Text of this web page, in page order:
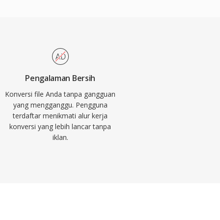
Pengalaman Bersih
Konversi file Anda tanpa gangguan
yang mengganggu. Pengguna
terdaftar menikmati alur kerja
konversi yang lebih lancar tanpa
iklan.